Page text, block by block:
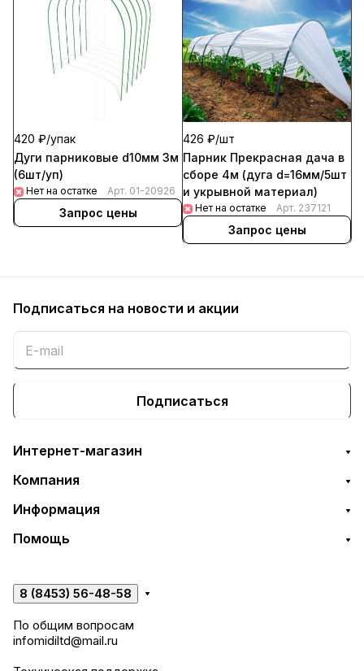
420 ₽/упак
Дуги парниковые d10мм 3м
(6шт/уп)
Нет на остатке Арт. 01-20926
Запрос цены
426 ₽/шт
Парник Прекрасная дача в
сборе 4м (дуга d=16мм/5шт
и укрывной материал)
Нет на остатке Арт. 237121
Запрос цены
Подписаться на новости и акции
Подписаться
Интернет-магазин
Компания
Информация
Помощь
8 (8453) 56-48-58
По общим вопросам
infomidiltd@mail.ru